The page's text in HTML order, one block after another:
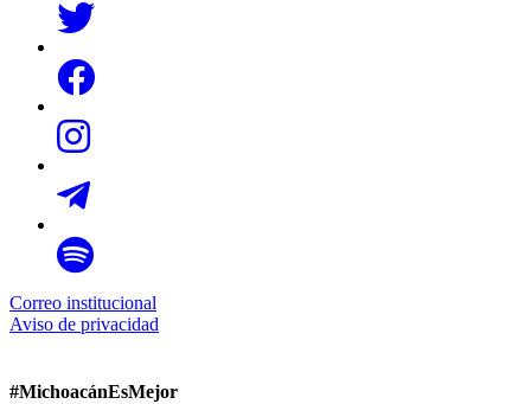
Correo institucional
Aviso de privacidad
#MichoacánEsMejor